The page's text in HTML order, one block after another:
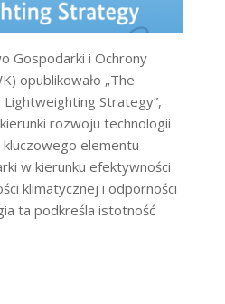
Gospodarki i Ochrony
opublikowało „The
Lightweighting Strategy”,
rozwoju technologii
elementu
w kierunku efektywności
klimatycznej i odporności
ta podkreśla istotność